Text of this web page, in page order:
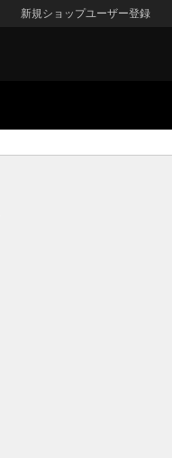
新規ショップユーザー登録